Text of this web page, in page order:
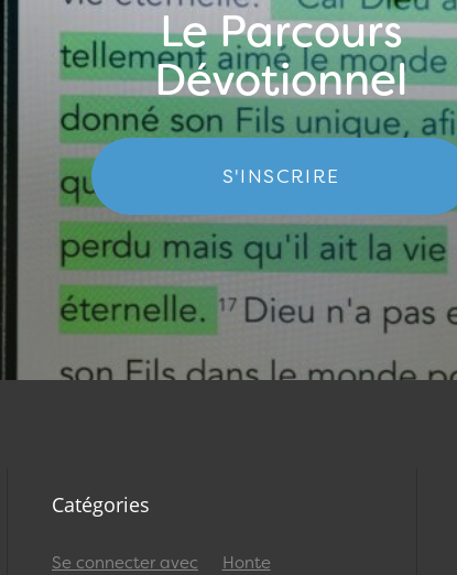
Le Parcours
Dévotionnel
S'INSCRIRE
Catégories
Se connecter avec
Honte